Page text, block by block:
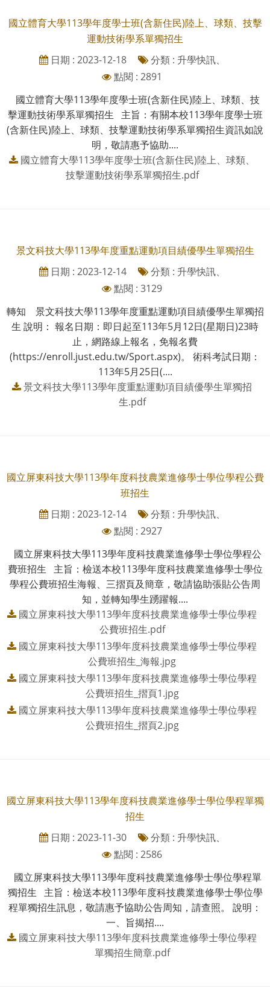
國立體育大學113學年度學士班(含新住民)陸上、球類、技擊
運動技術學系單獨招生
日期 : 2023-12-18
分類 : 升學快訊、
點閱 : 2891
國立體育大學113學年度學士班(含新住民)陸上、球類、技
擊運動技術學系單獨招生 主旨：有關本校113學年度學士班
(含新住民)陸上、球類、技擊運動技術學系單獨招生資訊如說
明，敬請惠予協助....
國立體育大學113學年度學士班(含新住民)陸上、球類、
技擊運動技術學系單獨招生.pdf
景文科技大學113學年度重點運動項目績優學生單獨招生
日期 : 2023-12-14
分類 : 升學快訊、
點閱 : 3129
轉知 景文科技大學113學年度重點運動項目績優學生單獨招
生 說明： 報名日期：即日起至113年5月12日(星期日)23時
止，網路線上報名，免報名費
(https://enroll.just.edu.tw/Sport.aspx)。 術科考試日期：
113年5月25日(....
景文科技大學113學年度重點運動項目績優學生單獨招
生.pdf
國立屏東科技大學113學年度科技農業進修學士學位學程公費
班招生
日期 : 2023-12-14
分類 : 升學快訊、
點閱 : 2927
國立屏東科技大學113學年度科技農業進修學士學位學程公
費班招生 主旨：檢送本校113學年度科技農業進修學士學位
學程公費班招生海報、三摺頁及簡章，敬請協助張貼公告周
知，並轉知學生踴躍報....
國立屏東科技大學113學年度科技農業進修學士學位學程
公費班招生.pdf
國立屏東科技大學113學年度科技農業進修學士學位學程
公費班招生_海報.jpg
國立屏東科技大學113學年度科技農業進修學士學位學程
公費班招生_摺頁1.jpg
國立屏東科技大學113學年度科技農業進修學士學位學程
公費班招生_摺頁2.jpg
國立屏東科技大學113學年度科技農業進修學士學位學程單獨
招生
日期 : 2023-11-30
分類 : 升學快訊、
點閱 : 2586
國立屏東科技大學113學年度科技農業進修學士學位學程單
獨招生 主旨：檢送本校113學年度科技農業進修學士學位學
程單獨招生訊息，敬請惠予協助公告周知，請查照。 說明：
一、旨揭招....
國立屏東科技大學113學年度科技農業進修學士學位學程
單獨招生簡章.pdf